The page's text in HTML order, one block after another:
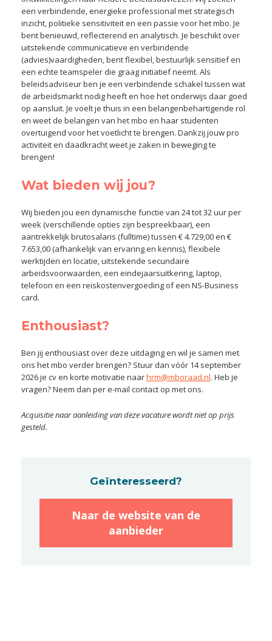
een verbindende, energieke professional met strategisch
inzicht, politieke sensitiviteit en een passie voor het mbo. Je
bent benieuwd, reflecterend en analytisch. Je beschikt over
uitstekende communicatieve en verbindende
(advies)vaardigheden, bent flexibel, bestuurlijk sensitief en
een echte teamspeler die graag initiatief neemt. Als
beleidsadviseur ben je een verbindende schakel tussen wat
de arbeidsmarkt nodig heeft en hoe het onderwijs daar goed
op aansluit. Je voelt je thuis in een belangenbehartigende rol
en weet de belangen van het mbo en haar studenten
overtuigend voor het voetlicht te brengen. Dankzij jouw pro
activiteit en daadkracht weet je zaken in beweging te
brengen!
Wat bieden wij jou?
Wij bieden jou een dynamische functie van 24 tot 32 uur per
week (verschillende opties zijn bespreekbaar), een
aantrekkelijk brutosalaris (fulltime) tussen € 4.729,00 en €
7.653,00 (afhankelijk van ervaring en kennis), flexibele
werktijden en locatie, uitstekende secundaire
arbeidsvoorwaarden, een eindejaarsuitkering, laptop,
telefoon en een reiskostenvergoeding of een NS-Business
card.
Enthousiast?
Ben jij enthousiast over deze uitdaging en wil je samen met
ons het mbo verder brengen? Stuur dan vóór 14 september
2026 je cv en korte motivatie naarhrm@mboraad.nl. Heb je
vragen? Neem dan per e-mail contact op met ons.
Acquisitie naar aanleiding van deze vacature wordt niet op prijs
gesteld.
Geïnteresseerd?
Naar de website van de
aanbieder